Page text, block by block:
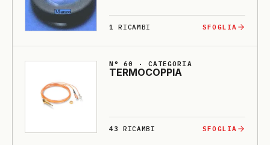
1 RICAMBI SFOGLIA
N° 60 · CATEGORIA
TERMO­COPPIA
43 RICAMBI SFOGLIA